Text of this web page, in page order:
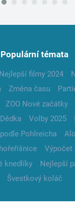
Populární témata
Nejlepší filmy 2024
Změna času
ZOO Nové začátky
Volby 2025
Pohlreicha
Výpočet
knedlíky
Nejlepší
Švestkový koláč